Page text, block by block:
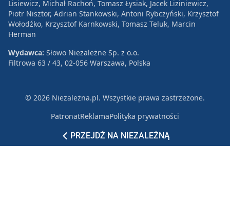
PRZEJDŹ NA NIEZALEŻNĄ
Lisiewicz, Michał Rachoń, Tomasz Łysiak, Jacek Liziniewicz,
Piotr Nisztor, Adrian Stankowski, Antoni Rybczyński, Krzysztof
Wołodźko, Krzysztof Karnkowski, Tomasz Teluk, Marcin
Herman
Wydawca: Słowo Niezależne Sp. z o.o.
Filtrowa 63 / 43, 02-056 Warszawa, Polska
© 2026 Niezależna.pl. Wszystkie prawa zastrzeżone.
PatronatReklamaPolityka prywatności